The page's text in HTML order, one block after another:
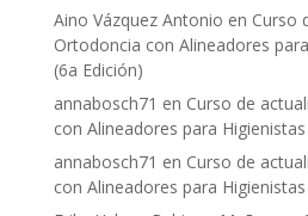
Aino Vázquez Antonio en Curso
Ortodoncia con Alineadores
(6a Edición)
annabosch71 en Curso de
con Alineadores para
annabosch71 en Curso de
con Alineadores para